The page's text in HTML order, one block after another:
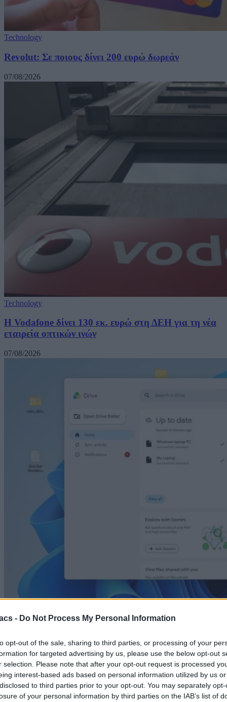
- Do Not Process My Personal Information
opt-out of the sale, sharing to third parties, or processing of your
for targeted advertising by us, please use the below opt-out
selection. Please note that after your opt-out request is processed
interest-based ads based on personal information utilized by us
to third parties prior to your opt-out. You may separately
of your personal information by third parties on the IAB’s list of
Technology
Revolut: Σε ποιους δίνει 200 ευρώ δωρεάν
07/08/2026
Technology
H Vodafone δίνει 130 εκ. ευρώ στη ΔΕΗ για τη νέα
εταιρεία οπτικών ινών
07/08/2026
Google Photos στις 10 Αυγούστου 2026
07/08/2026